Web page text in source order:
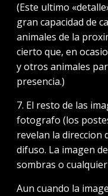
(Este ultimo
gran capacidad de
animales de la
cierto que, en
y otros animales
presencia.)
7. El resto de las
fotografo (los
revelan la direccion
difuso. La imagen
sombras o
Aun cuando la